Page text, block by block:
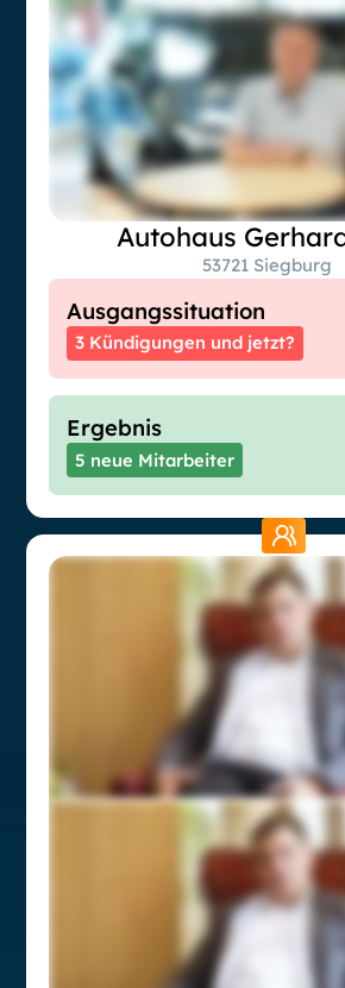
Ausgangssituation
3 Kündigungen und jetzt?
Ergebnis
5 neue Mitarbeiter
Autohaus
53721 Siegburg